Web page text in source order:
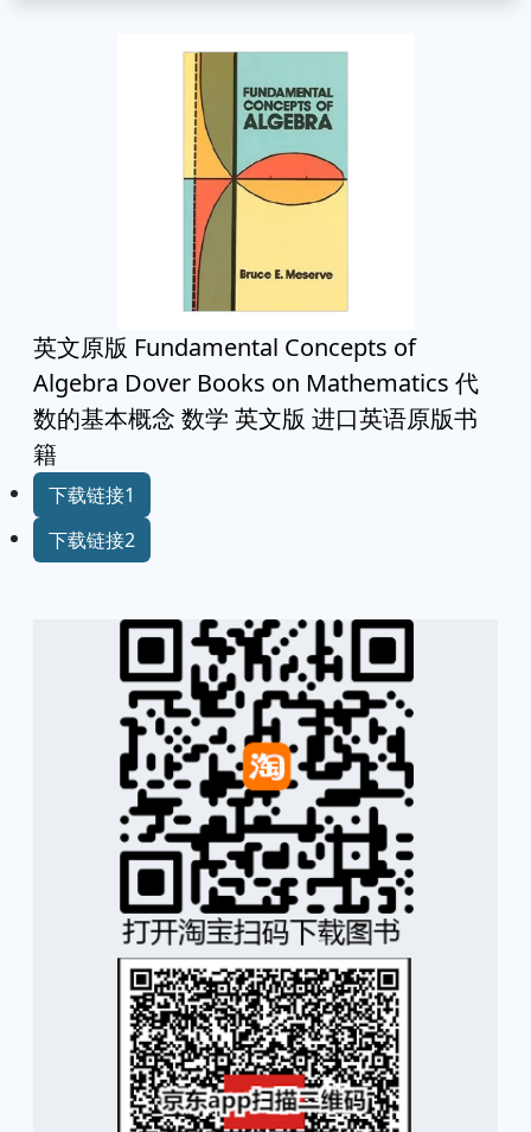
英文原版 Fundamental Concepts of
Algebra Dover Books on Mathematics 代
数的基本概念 数学 英文版 进口英语原版书
籍
下载链接1
下载链接2